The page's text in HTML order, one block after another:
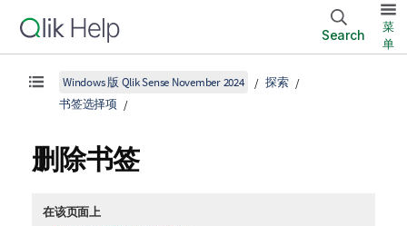
Search
菜
单
Windows 版 Qlik Sense November 2024
探索
书签选择项
删除书签
在该页面上